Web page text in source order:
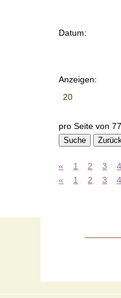
Datum:
Anzeigen:
pro Seite von 77
Suche
« 1 2 3
4
«
1 2 3 4